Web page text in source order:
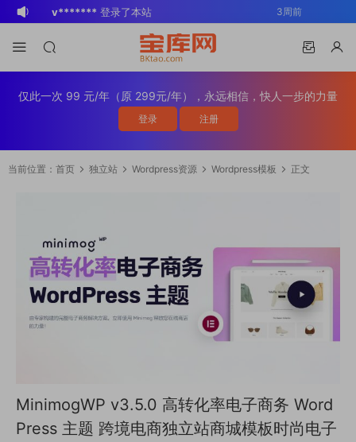
v******* 登录了本站 3周前
下载了资源WP Mail SMTP
Pro v4.5.0 / v4.2.0 Wordpress邮件插
购买了资源WP Mail SMTP
v4.1.2/v4.1.1/v4.0.4 /v4.0.1 /v3.33.2
/v3.32.1/ v3.31.0 / v3.30.1/ v3.30.0 /
/3.27.x /3.26.3 强大先进的网站构建器
公司主题模板外贸跨境电商模板编辑工具
下载了资源Elementor Pro
v4.1.2/v4.1.1/v4.0.4 /v4.0.1 /v3.33.2
v3.29.2 / v3.29.1 / v3.29.0 / v3.28.x
成器插件 wp响应式主题模板编辑生成器
公司主题模板外贸跨境电商模板编辑工具
购买了资源Elementor Pro
/v3.32.1/ v3.31.0 / v3.30.1/ v3.30.0 /
插件wordpress主题模板编辑神器页面生
成器插件 wp响应式主题模板编辑生成器
公司主题模板外贸跨境电商模板编辑工具
Advanced
/v6.3.12 高级自定义字段专业版
Wordpress插件ACF PRO
仅此一次 99 元/年（原 299元/年），永远相信，快人一步的力量
登录 注册
当前位置： 首页 独立站 Wordpress资源 Wordpress模板 正文
MinimogWP v3.5.0 高转化率电子商务 Word
Press 主题 跨境电商独立站商城模板时尚电子